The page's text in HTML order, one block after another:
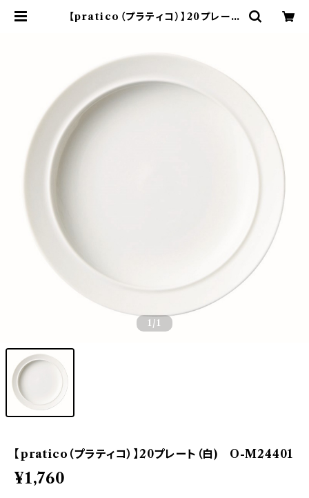
【pratico（プラティコ）】20プレート
1 /1
【pratico（プラティコ）】20プレート（白) O-M24401
¥1,760